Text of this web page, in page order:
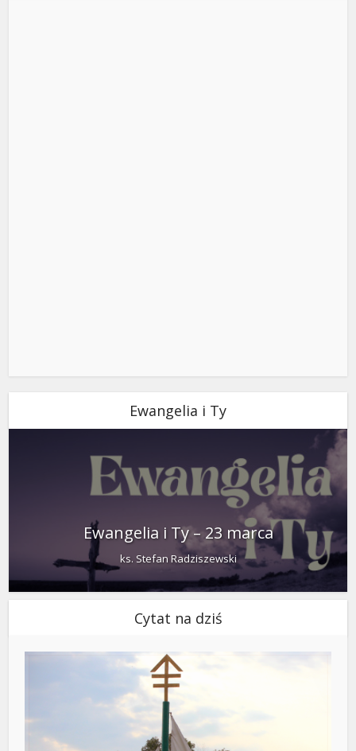
Ewangelia i Ty
Ewangelia i Ty – 23 marca
ks. Stefan Radziszewski
Cytat na dziś